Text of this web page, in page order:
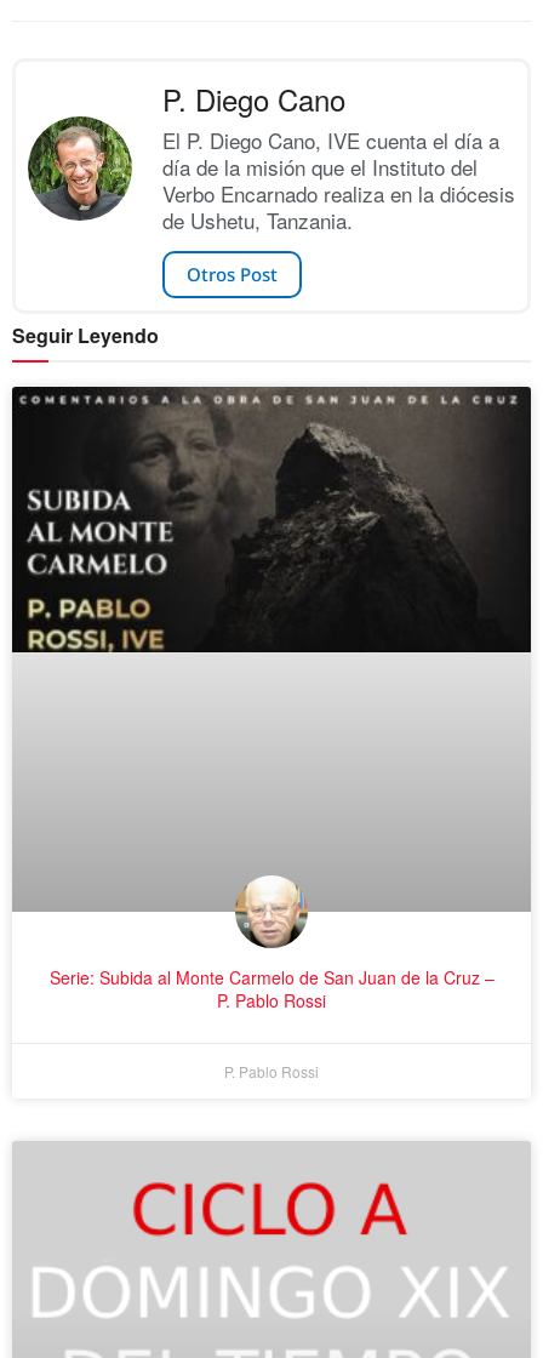
P. Diego Cano
El P. Diego Cano, IVE cuenta el día a
día de la misión que el Instituto del
Verbo Encarnado realiza en la diócesis
de Ushetu, Tanzania.
Otros Post
Seguir Leyendo
Serie: Subida al Monte Carmelo de San Juan de la Cruz –
P. Pablo Rossi
P. Pablo Rossi